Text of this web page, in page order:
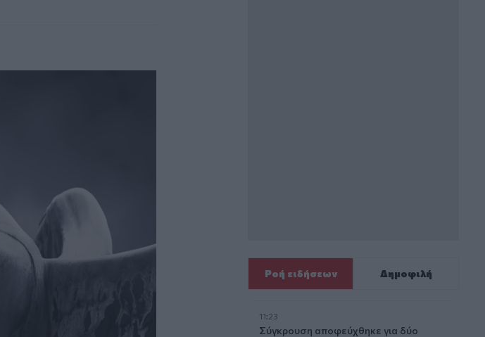
Ροή ειδήσεων Δημοφιλή
11:23
Σύγκρουση αποφεύχθηκε για δύο